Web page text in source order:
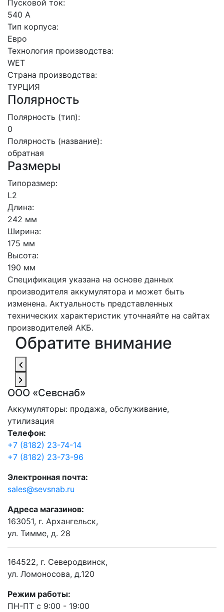
Пусковой ток:
540 А
Тип корпуса:
Евро
Технология производства:
WET
Страна производства:
ТУРЦИЯ
Полярность
Полярность (тип):
0
Полярность (название):
обратная
Размеры
Типоразмер:
L2
Длина:
242 мм
Ширина:
175 мм
Высота:
190 мм
Спецификация указана на основе данных
производителя аккумулятора и может быть
изменена. Актуальность представленных
технических характеристик уточнаяйте на сайтах
производителей АКБ.
Обратите внимание
ООО «Севснаб»
Аккумуляторы: продажа, обслуживание,
утилизация
Телефон:
+7 (8182) 23-74-14
+7 (8182) 23-73-96
Электронная почта:
sales@sevsnab.ru
Адреса магазинов:
163051, г. Архангельск,
ул. Тимме, д. 28
164522, г. Северодвинск,
ул. Ломоносова, д.120
Режим работы:
ПН-ПТ с 9:00 - 19:00